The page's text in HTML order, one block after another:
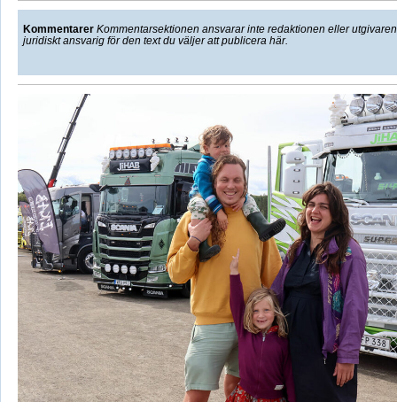
Kommentarer Kommentarsektionen ansvarar inte redaktionen eller
juridiskt ansvarig för den text du väljer att publicera här.